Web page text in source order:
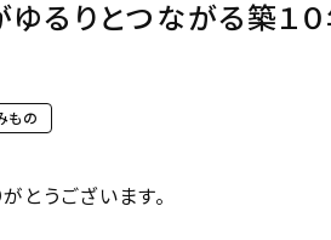
るりとつながる築１
もの
とうございます。